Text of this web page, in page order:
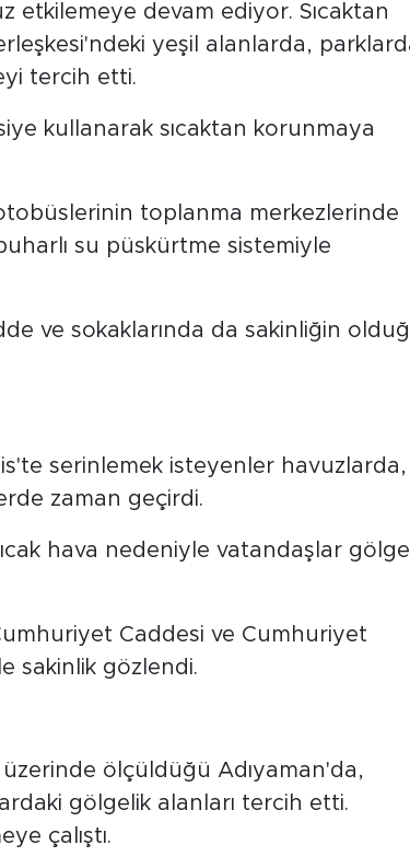
etkilemeye devam ediyor. Sıcaktan
yeşil alanlarda,
tercih etti.
kullanarak sıcaktan korunmaya
toplanma merkezlerinde
su püskürtme sistemiyle
ve sokaklarında da sakinliğin
serinlemek isteyenler havuzlarda,
zaman geçirdi.
hava nedeniyle vatandaşlar gölge
Caddesi ve Cumhuriyet
sakinlik gözlendi.
üzerinde ölçüldüğü Adıyaman'da,
gölgelik alanları tercih etti.
çalıştı.